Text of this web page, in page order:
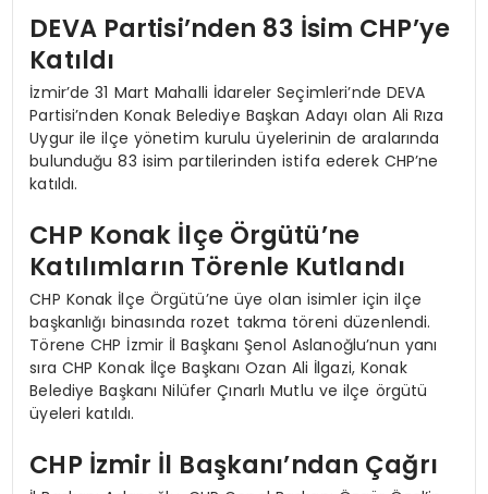
DEVA Partisi’nden 83 İsim CHP’ye
Katıldı
İzmir’de 31 Mart Mahalli İdareler Seçimleri’nde DEVA
Partisi’nden Konak Belediye Başkan Adayı olan Ali Rıza
Uygur ile ilçe yönetim kurulu üyelerinin de aralarında
bulunduğu 83 isim partilerinden istifa ederek CHP’ne
katıldı.
CHP Konak İlçe Örgütü’ne
Katılımların Törenle Kutlandı
CHP Konak İlçe Örgütü’ne üye olan isimler için ilçe
başkanlığı binasında rozet takma töreni düzenlendi.
Törene CHP İzmir İl Başkanı Şenol Aslanoğlu’nun yanı
sıra CHP Konak İlçe Başkanı Ozan Ali İlgazi, Konak
Belediye Başkanı Nilüfer Çınarlı Mutlu ve ilçe örgütü
üyeleri katıldı.
CHP İzmir İl Başkanı’ndan Çağrı